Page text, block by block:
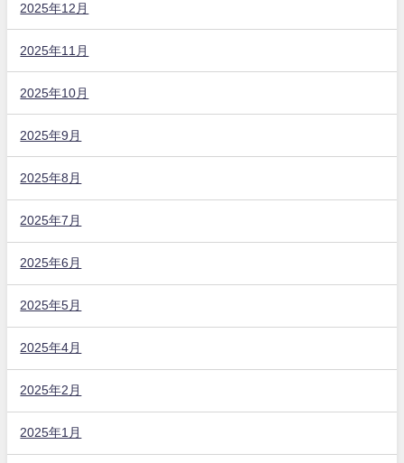
2025年12月
2025年11月
2025年10月
2025年9月
2025年8月
2025年7月
2025年6月
2025年5月
2025年4月
2025年2月
2025年1月